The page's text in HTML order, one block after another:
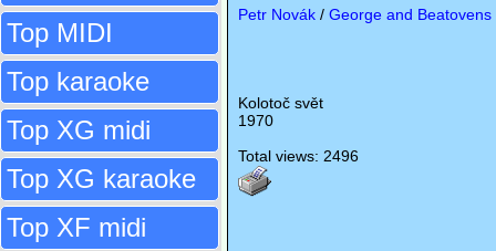
Top MIDI
Top karaoke
Top XG midi
Top XG karaoke
Top XF midi
Petr Novák / George and Beatovens
Kolotoč svět
1970
Total views: 2496